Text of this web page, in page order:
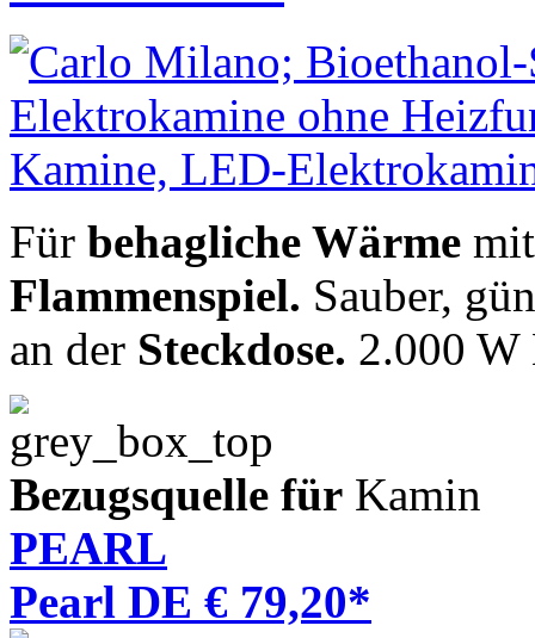
Für behagliche Wärme
Flammenspiel. Sauber,
an der Steckdose. 2.000 W
Bezugsquelle für Kamin
PEARL
Pearl DE € 79,20*